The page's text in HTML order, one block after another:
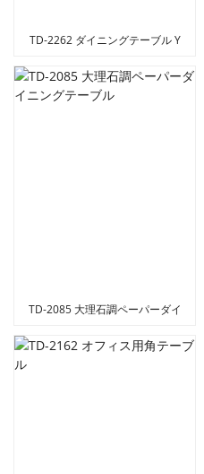
TD-2262 ダイニングテーブル Y
TD-2085 大理石調ペーパーダイ